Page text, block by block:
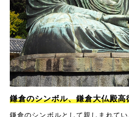
鎌倉のシンボル、鎌倉大仏殿高
鎌倉のシンボルとして親しまれて